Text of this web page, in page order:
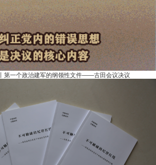
第一个政治建军的纲领性文件——古田会议决议